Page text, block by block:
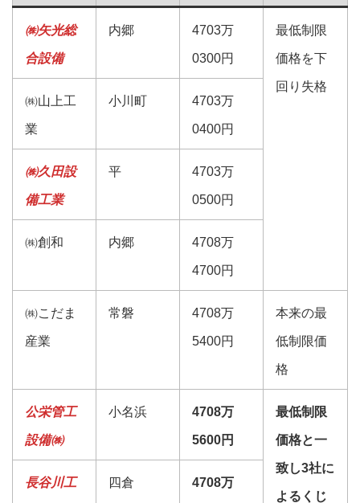
㈱矢光総
合設備
内郷 4703万
0300円
最低制限
価格を下
回り失格
㈱山上工
業
小川町 4703万
0400円
㈱久田設
備工業
平 4703万
0500円
㈱創和 内郷 4708万
4700円
㈱こだま
産業
常磐 4708万
5400円
本来の最
低制限価
格
公栄管工
設備㈱
小名浜 4708万
5600円
最低制限
価格と一
致し3社に
よるくじ
長谷川工 四倉 4708万